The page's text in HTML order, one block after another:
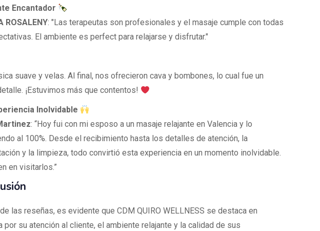
Encantador
ROSALENY: "Las terapeutas son profesionales y el masaje cumple con todas
El ambiente es perfect para relajarse y disfrutar."
suave y velas. Al final, nos ofrecieron cava y bombones, lo cual fue un
¡Estuvimos más que contentos!
Inolvidable
: “Hoy fui con mi esposo a un masaje relajante en Valencia y lo
al 100%. Desde el recibimiento hasta los detalles de atención, la
y la limpieza, todo convirtió esta experiencia en un momento inolvidable.
en visitarlos.”
las reseñas, es evidente que CDM QUIRO WELLNESS se destaca en
por su atención al cliente, el ambiente relajante y la calidad de sus